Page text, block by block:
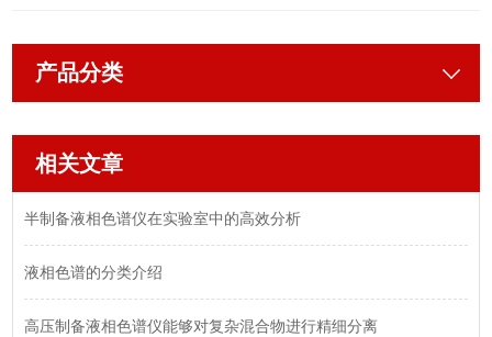
产品分类
相关文章
半制备液相色谱仪在实验室中的高效分析
液相色谱的分类介绍
高压制备液相色谱仪能够对复杂混合物进行精细分离